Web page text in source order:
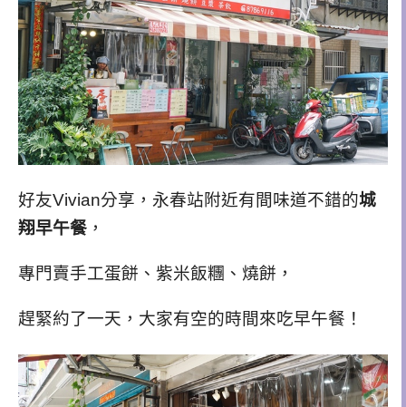
好友Vivian分享，永春站附近有間味道不錯的城
翔早午餐 ，
專門賣手工蛋餅、紫米飯糰、燒餅，
趕緊約了一天，大家有空的時間來吃早午餐！